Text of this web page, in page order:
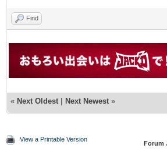
Find
« Next Oldest | Next Newest »
View a Printable Version
Forum